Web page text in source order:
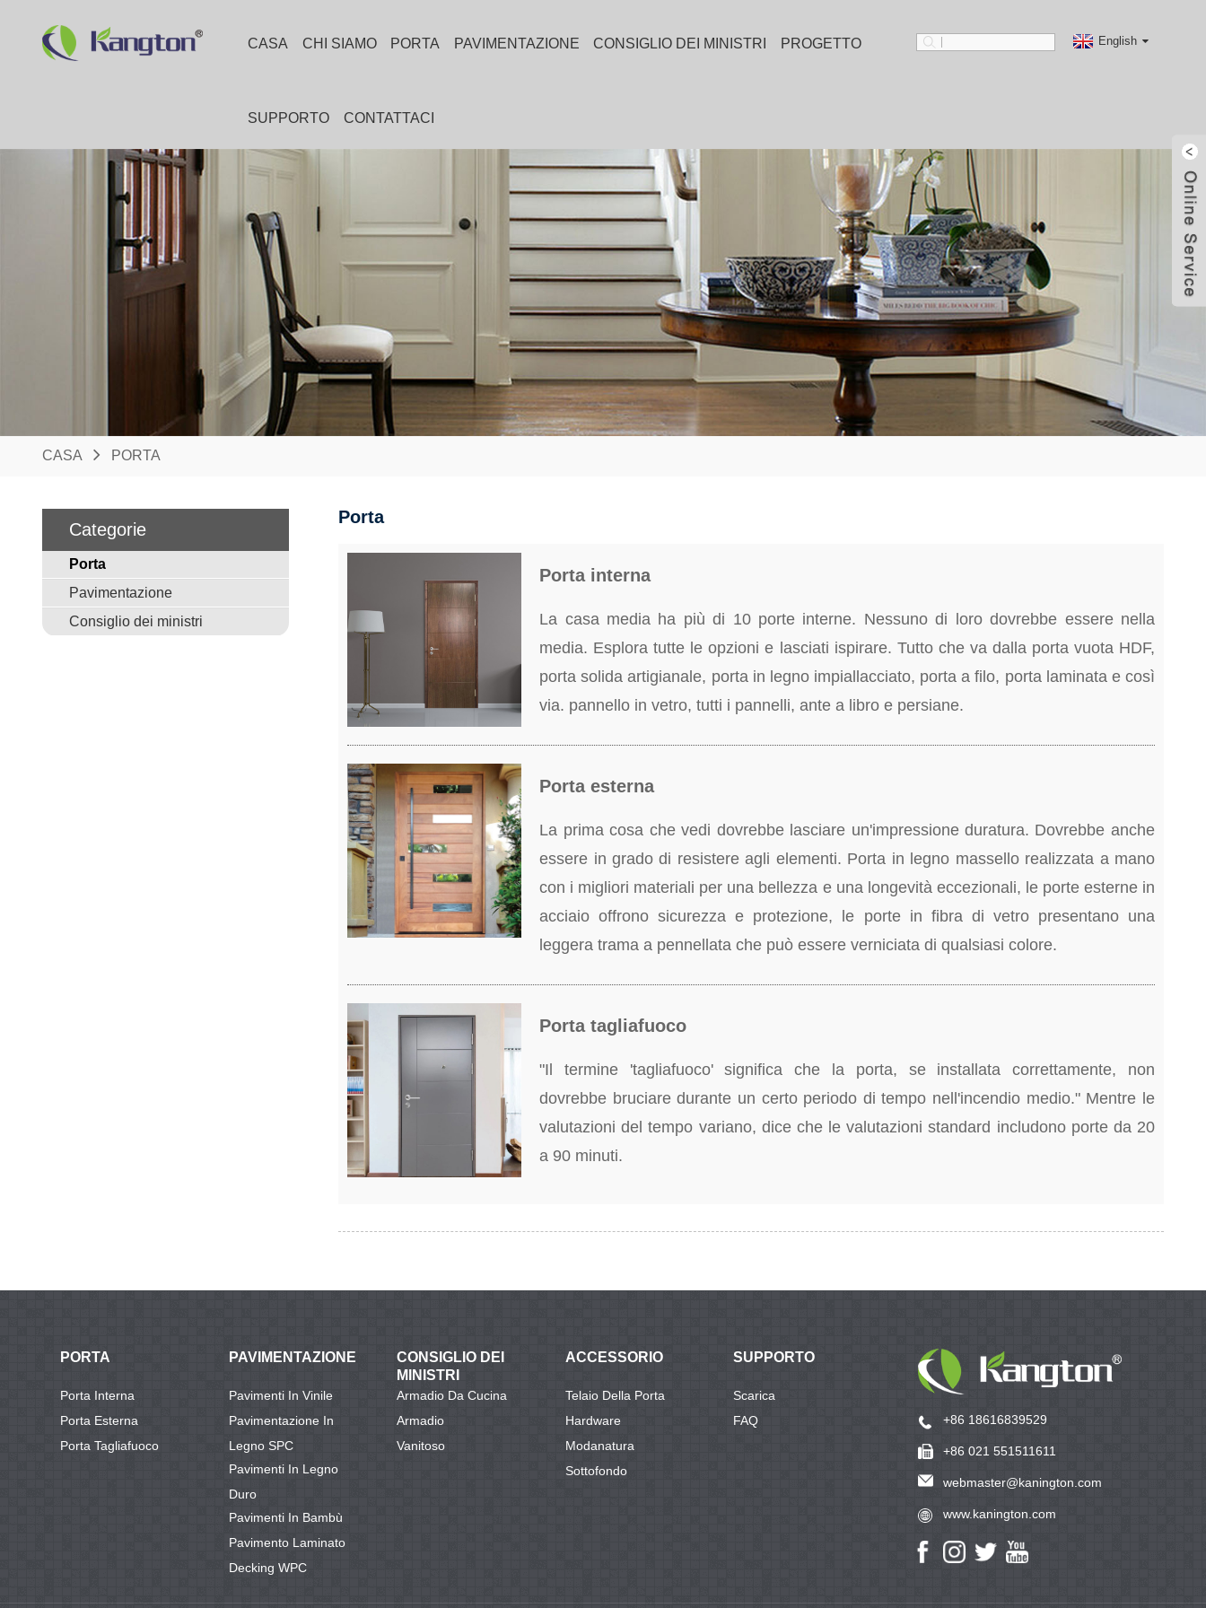
CASA CHI SIAMO PORTA PAVIMENTAZIONE CONSIGLIO DEI MINISTRI PROGETTO
SUPPORTO CONTATTACI
English
CASA PORTA
Categorie
Porta
Pavimentazione
Consiglio dei ministri
Porta
Porta interna
La casa media ha più di 10 porte interne. Nessuno di loro dovrebbe essere nella
media. Esplora tutte le opzioni e lasciati ispirare. Tutto che va dalla porta vuota HDF,
porta solida artigianale, porta in legno impiallacciato, porta a filo, porta laminata e così
via. pannello in vetro, tutti i pannelli, ante a libro e persiane.
Porta esterna
La prima cosa che vedi dovrebbe lasciare un'impressione duratura. Dovrebbe anche
essere in grado di resistere agli elementi. Porta in legno massello realizzata a mano
con i migliori materiali per una bellezza e una longevità eccezionali, le porte esterne in
acciaio offrono sicurezza e protezione, le porte in fibra di vetro presentano una
leggera trama a pennellata che può essere verniciata di qualsiasi colore.
Porta tagliafuoco
"Il termine 'tagliafuoco' significa che la porta, se installata correttamente, non
dovrebbe bruciare durante un certo periodo di tempo nell'incendio medio." Mentre le
valutazioni del tempo variano, dice che le valutazioni standard includono porte da 20
a 90 minuti.
PORTA
Porta Interna
Porta Esterna
Porta Tagliafuoco
PAVIMENTAZIONE
Pavimenti In Vinile
Pavimentazione In
Legno SPC
Pavimenti In Legno
Duro
Pavimenti In Bambù
Pavimento Laminato
Decking WPC
CONSIGLIO DEI
MINISTRI
Armadio Da Cucina
Armadio
Vanitoso
ACCESSORIO
Telaio Della Porta
Hardware
Modanatura
Sottofondo
SUPPORTO
Scarica
FAQ
+86 18616839529
+86 021 551511611
webmaster@kanington.com
www.kanington.com